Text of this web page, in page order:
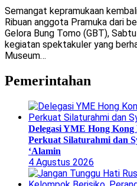
Semangat kepramukaan
Ribuan anggota Pramuka dari
Gelora Bung Tomo (GBT),
kegiatan spektakuler yang
Museum…
Pemerintahan
Delegasi YME Hong
Perkuat Silaturahmi dan
‘Alamin
4 Agustus 2026